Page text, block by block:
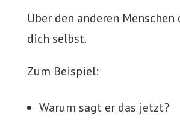
Über den anderen Menschen
dich selbst.
Zum Beispiel:
Warum sagt er das jetzt?